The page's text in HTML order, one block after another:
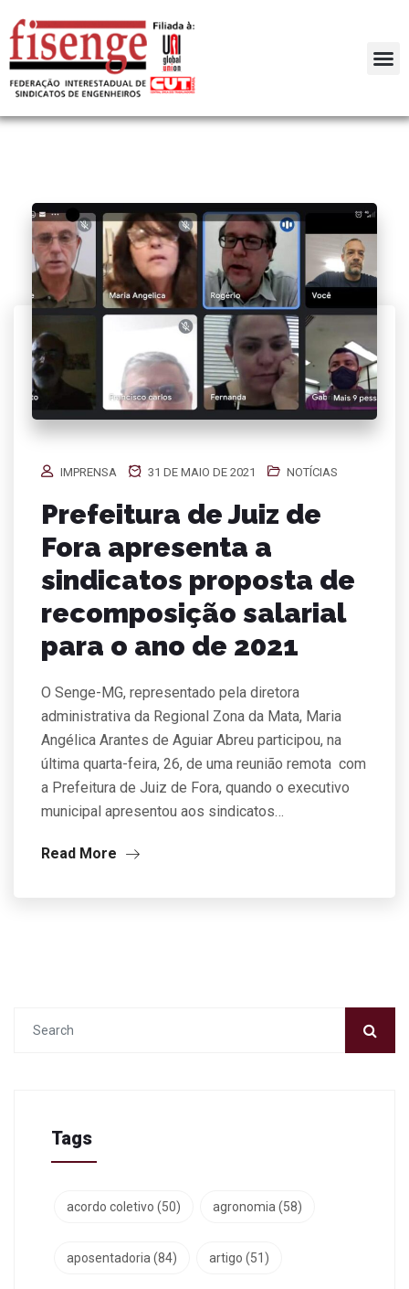
IMPRENSA 31 DE MAIO DE 2021 NOTÍCIAS
Prefeitura de Juiz de
Fora apresenta a
sindicatos proposta de
recomposição salarial
para o ano de 2021
O Senge-MG, representado pela diretora
administrativa da Regional Zona da Mata, Maria
Angélica Arantes de Aguiar Abreu participou, na
última quarta-feira, 26, de uma reunião remota com
a Prefeitura de Juiz de Fora, quando o executivo
municipal apresentou aos sindicatos…
Read More
Tags
acordo coletivo (50) agronomia (58)
aposentadoria (84) artigo (51)